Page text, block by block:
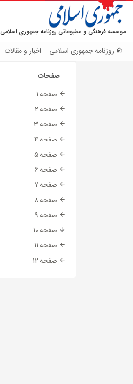
موسسه فرهنگی و مطبوعاتی روزنامه جمهوری اسلامی
روزنامه جمهوری اسلامی اخبار و مقالات
صفحات
صفحه 1
صفحه 2
صفحه 3
صفحه 4
صفحه 5
صفحه 6
صفحه 7
صفحه 8
صفحه 9
صفحه 10
صفحه 11
صفحه 12